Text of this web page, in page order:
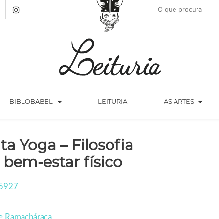
BIBLOBABEL arrow_drop_down LEITURIA AS ARTES arrow_drop_down
Yoga – Filosofia
bem-estar físico
Ramacháraca